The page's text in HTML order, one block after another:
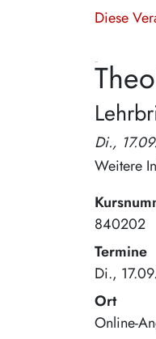
Diese
Di.,
Weitere
840202
Termine
Di.,
Ort
Online-